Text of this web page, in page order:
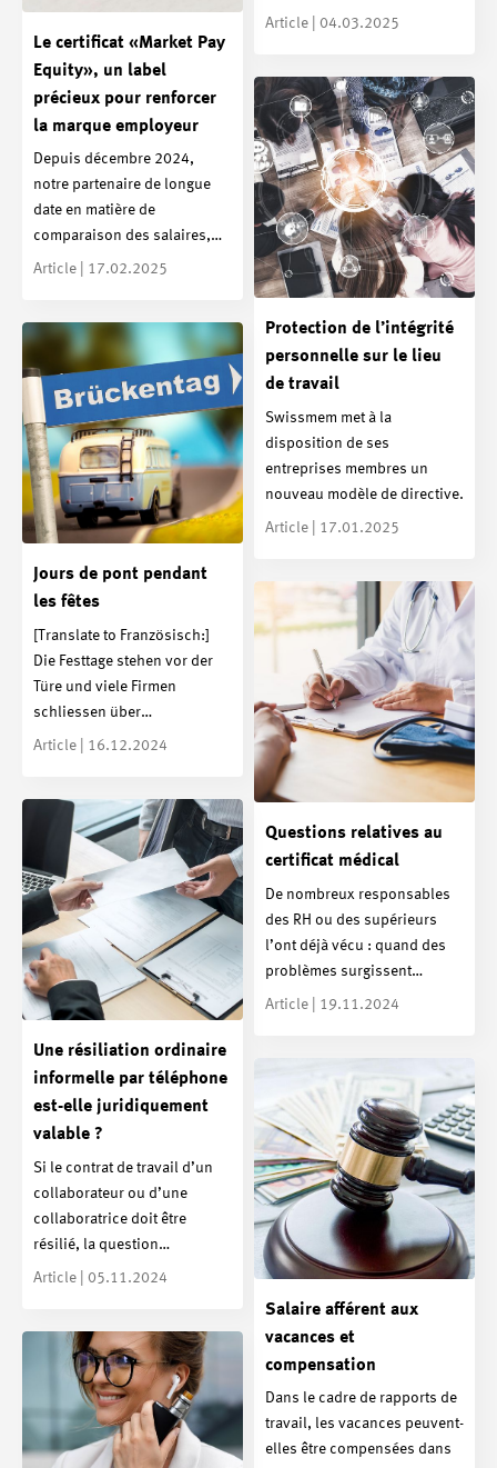
Article | 04.03.2025
Le certificat «Market Pay
Equity», un label
précieux pour renforcer
la marque employeur
Depuis décembre 2024,
notre partenaire de longue
date en matière de
comparaison des salaires,…
Article | 17.02.2025
Protection de l’intégrité
personnelle sur le lieu
de travail
Swissmem met à la
disposition de ses
entreprises membres un
nouveau modèle de directive.
Article | 17.01.2025
Jours de pont pendant
les fêtes
[Translate to Französisch:]
Die Festtage stehen vor der
Türe und viele Firmen
schliessen über…
Article | 16.12.2024
Questions relatives au
certificat médical
De nombreux responsables
des RH ou des supérieurs
l’ont déjà vécu : quand des
problèmes surgissent…
Article | 19.11.2024
Une résiliation ordinaire
informelle par téléphone
est-elle juridiquement
valable ?
Si le contrat de travail d’un
collaborateur ou d’une
collaboratrice doit être
résilié, la question…
Article | 05.11.2024
Salaire afférent aux
vacances et
compensation
Dans le cadre de rapports de
travail, les vacances peuvent-
elles être compensées dans